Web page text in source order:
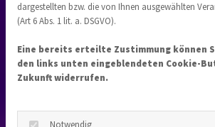
dargestellten bzw. die von Ihnen ausgewählten
(Art 6 Abs. 1 lit. a. DSGVO).
Eine bereits erteilte Zustimmung können
den links unten eingeblendeten Cookie-
Zukunft widerrufen.
Notwendig